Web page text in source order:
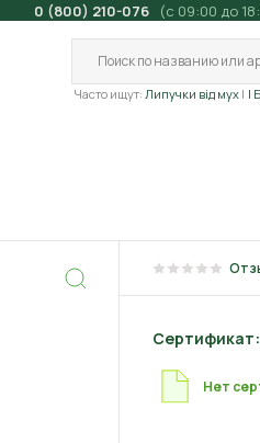
0 (800) 210-076 (с 09:00 до
Часто ищут: Липучки від мух |
Сертификат:
Нет